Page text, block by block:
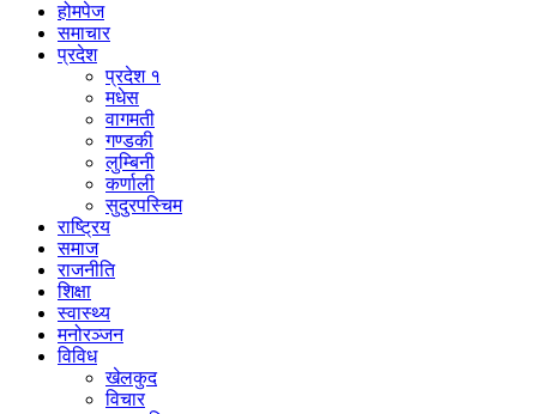
होमपेज
समाचार
प्रदेश
प्रदेश १
मधेस
वागमती
गण्डकी
लुम्बिनी
कर्णाली
सुदुरपस्चिम
राष्ट्रिय
समाज
राजनीति
शिक्षा
स्वास्थ्य
मनोरञ्जन
विविध
खेलकुद
विचार